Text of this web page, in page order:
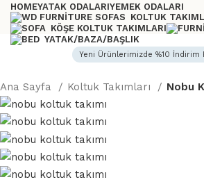
HOMEYATAK ODALARIYEMEK ODALARI
KOLTUK
KÖŞE KOLTUK TAKIMLARI
YATAK/BAZA/BAŞLIK
Yeni Ürünlerimizde %10 İndirim
Ana Sayfa Koltuk Takımları Nobu